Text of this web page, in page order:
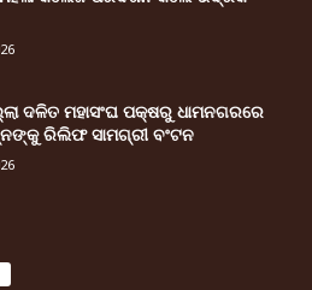
ଦଳିତ ମହାସଂଘ ପକ୍ଷରୁ ଧାମନଗରରେ
ରିଲିଫ ସାମଗ୍ରୀ ବଂଟନ